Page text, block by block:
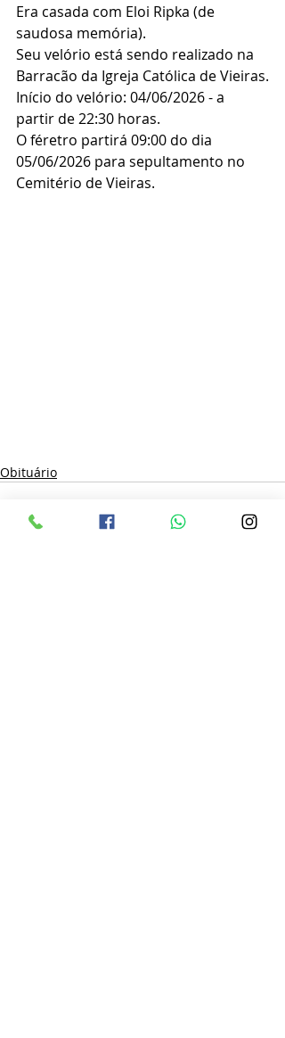
Era casada com Eloi Ripka (de
saudosa memória).
Seu velório está sendo realizado na
Barracão da Igreja Católica de Vieiras.
Início do velório: 04/06/2026 - a
partir de 22:30 horas.
O féretro partirá 09:00 do dia
05/06/2026 para sepultamento no
Cemitério de Vieiras.
Obituário